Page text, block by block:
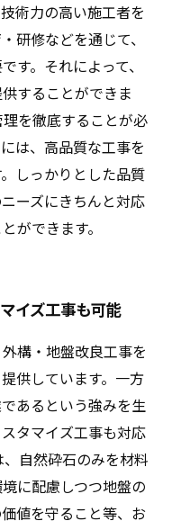
術力の高い施工者を
研修などを通じて、
す。それによって、
することができま
を徹底することが必
は、高品質な工事を
しっかりとした品質
ーズにきちんと対応
ができます。
イズ工事も可能
構・地盤改良工事を
供しています。一方
あるという強みを生
タマイズ工事も対応
自然砕石のみを材料
に配慮しつつ地盤の
値を守ること等、お